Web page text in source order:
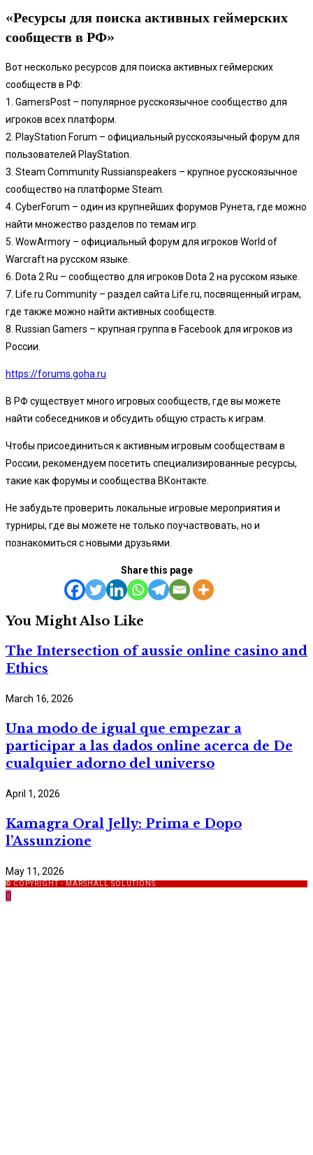
«Ресурсы для поиска активных геймерских
сообществ в РФ»
Вот несколько ресурсов для поиска активных геймерских
сообществ в РФ:
1. GamersPost – популярное русскоязычное сообщество для
игроков всех платформ.
2. PlayStation Forum – официальный русскоязычный форум для
пользователей PlayStation.
3. Steam Community Russianspeakers – крупное русскоязычное
сообщество на платформе Steam.
4. CyberForum – один из крупнейших форумов Рунета, где можно
найти множество разделов по темам игр.
5. WowArmory – официальный форум для игроков World of
Warcraft на русском языке.
6. Dota 2 Ru – сообщество для игроков Dota 2 на русском языке.
7. Life.ru Community – раздел сайта Life.ru, посвященный играм,
где также можно найти активных сообществ.
8. Russian Gamers – крупная группа в Facebook для игроков из
России.
https://forums.goha.ru
В РФ существует много игровых сообществ, где вы можете
найти собеседников и обсудить общую страсть к играм.
Чтобы присоединиться к активным игровым сообществам в
России, рекомендуем посетить специализированные ресурсы,
такие как форумы и сообщества ВКонтакте.
Не забудьте проверить локальные игровые мероприятия и
турниры, где вы можете не только поучаствовать, но и
познакомиться с новыми друзьями.
Share this page
You Might Also Like
The Intersection of aussie online casino and
Ethics
March 16, 2026
Una modo de igual que empezar a
participar a las dados online acerca de De
cualquier adorno del universo
April 1, 2026
Kamagra Oral Jelly: Prima e Dopo
l’Assunzione
May 11, 2026
© COPYRIGHT - MARSHALL SOLUTIONS